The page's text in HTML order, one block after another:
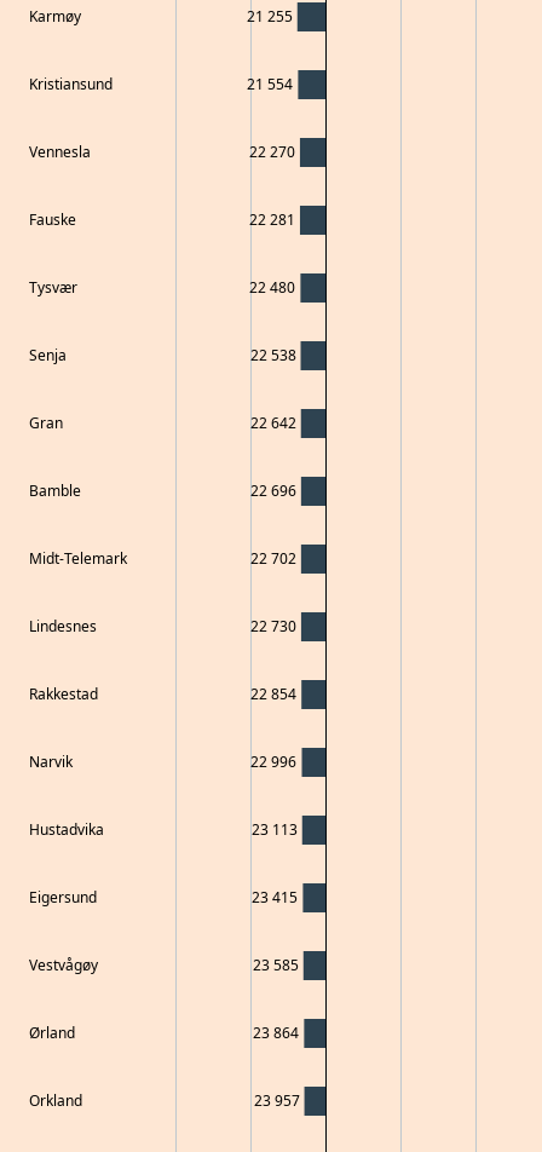
Karmøy
Kristiansund
Vennesla
Fauske
Tysvær
Senja
Gran
Bamble
Midt-Telemark
Lindesnes
Rakkestad
Narvik
Hustadvika
Eigersund
Vestvågøy
Ørland
Orkland
21 255
21 554
22 270
22 281
22 480
22 538
22 642
22 696
22 702
22 730
22 854
22 996
23 113
23 415
23 585
23 864
23 957